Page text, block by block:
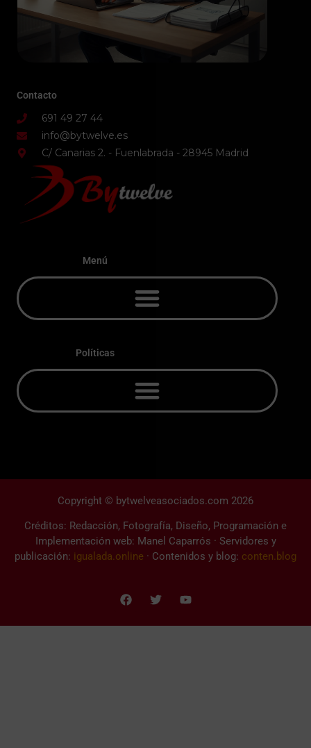
Contacto
691 49 27 44
info@bytwelve.es
C/ Canarias 2. - Fuenlabrada - 28945 Madrid
Menú
Políticas
Copyright © bytwelveasociados.com 2026
Créditos: Redacción, Fotografía, Diseño, Programación e
Implementación web: Manel Caparrós · Servidores y
publicación: igualada.online · Contenidos y blog: conten.blog